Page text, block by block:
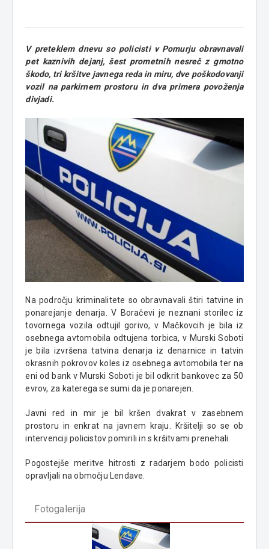
V preteklem dnevu so policisti v Pomurju obravnavali
pet kaznivih dejanj, šest prometnih nesreč z gmotno
škodo, tri kršitve javnega reda in miru, dve poškodovanji
vozil na parkirnem prostoru in dva primera povoženja
divjadi.
Na področju kriminalitete so obravnavali štiri tatvine in
ponarejanje denarja. V Boračevi je neznani storilec iz
tovornega vozila odtujil gorivo, v Mačkovcih je bila iz
osebnega avtomobila odtujena torbica, v Murski Soboti
je bila izvršena tatvina denarja iz denarnice in tatvin
okrasnih pokrovov koles iz osebnega avtomobila ter na
eni od bank v Murski Soboti je bil odkrit bankovec za 50
evrov, za katerega se sumi da je ponarejen.
Javni red in mir je bil kršen dvakrat v zasebnem
prostoru in enkrat na javnem kraju. Kršitelji so se ob
intervenciji policistov pomirili in s kršitvami prenehali.
Pogostejše meritve hitrosti z radarjem bodo policisti
opravljali na območju Lendave.
Fotogalerija